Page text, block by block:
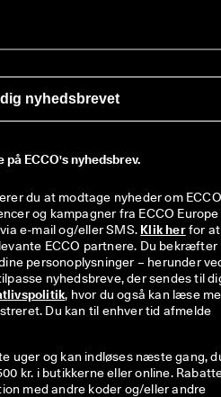
nyhedsbrevet
på ECCO's nyhedsbrev.
du at modtage nyheder om
og kampagner fra ECCO Europe
e-mail og/eller SMS. Klik her for at
ECCO partnere. Du bekræfter
personoplysninger – herunder
nyhedsbreve, der sendes til
, hvor du også kan læse
Du kan til enhver tid afmelde
uger og kan indløses næste gang,
kr. i butikkerne eller online.
med andre koder og/eller andre